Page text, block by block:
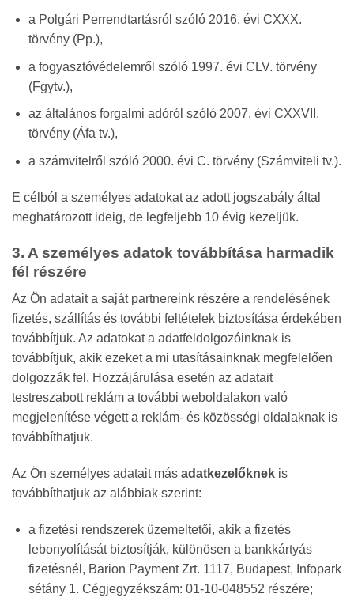
a Polgári Perrendtartásról szóló 2016. évi CXXX.
törvény (Pp.),
a fogyasztóvédelemről szóló 1997. évi CLV. törvény
(Fgytv.),
az általános forgalmi adóról szóló 2007. évi CXXVII.
törvény (Áfa tv.),
a számvitelről szóló 2000. évi C. törvény (Számviteli tv.).
E célból a személyes adatokat az adott jogszabály által
meghatározott ideig, de legfeljebb 10 évig kezeljük.
3. A személyes adatok továbbítása harmadik
fél részére
Az Ön adatait a saját partnereink részére a rendelésének
fizetés, szállítás és további feltételek biztosítása érdekében
továbbítjuk. Az adatokat a adatfeldolgozóinknak is
továbbítjuk, akik ezeket a mi utasításainknak megfelelően
dolgozzák fel. Hozzájárulása esetén az adatait
testreszabott reklám a további weboldalakon való
megjelenítése végett a reklám- és közösségi oldalaknak is
továbbíthatjuk.
Az Ön személyes adatait más adatkezelőknek is
továbbíthatjuk az alábbiak szerint:
a fizetési rendszerek üzemeltetői, akik a fizetés
lebonyolítását biztosítják, különösen a bankkártyás
fizetésnél, Barion Payment Zrt. 1117, Budapest, Infopark
sétány 1. Cégjegyzékszám: 01-10-048552 részére;